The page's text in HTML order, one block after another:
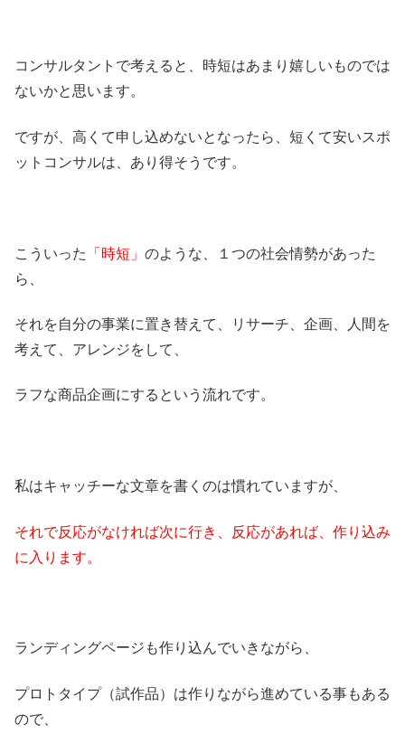
コンサルタントで考えると、時短はあまり嬉しいものでは
ないかと思います。
ですが、高くて申し込めないとなったら、短くて安いスポ
ットコンサルは、あり得そうです。
こういった 「時短」 のような、１つの社会情勢があった
ら、
それを自分の事業に置き替えて、リサーチ、企画、人間を
考えて、アレンジをして、
ラフな商品企画にするという流れです。
私はキャッチーな文章を書くのは慣れていますが、
それで反応がなければ次に行き、反応があれば、作り込み
に入ります。
ランディングページも作り込んでいきながら、
プロトタイプ（試作品）は作りながら進めている事もある
ので、